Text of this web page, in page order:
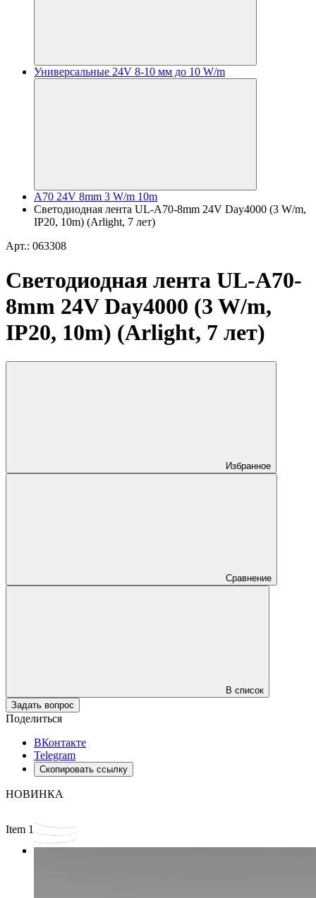
Универсальные 24V 8-10 мм до 10 W/m
A70 24V 8mm 3 W/m 10m
Светодиодная лента UL-A70-8mm 24V Day4000 (3 W/m,
IP20, 10m) (Arlight, 7 лет)
Арт.: 063308
Светодиодная лента UL-A70-
8mm 24V Day4000 (3 W/m,
IP20, 10m) (Arlight, 7 лет)
Избранное
Сравнение
В список
Задать вопрос
Поделиться
ВКонтакте
Telegram
Скопировать ссылку
НОВИНКА
Item 1 of 3